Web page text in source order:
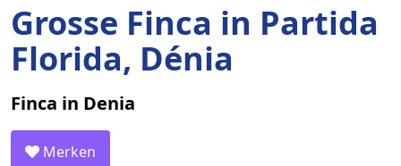
Grosse Finca in Partida
Florida, Dénia
Finca in Denia
Merken